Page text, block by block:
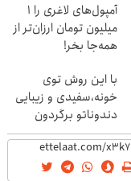
آمپول‌های لاغری را ۱
میلیون تومان ارزان‌تر از
همه‌جا بخر!
با این روش توی
خونه،سفیدی و زیبایی
دندوناتو برگردون
(40%off)